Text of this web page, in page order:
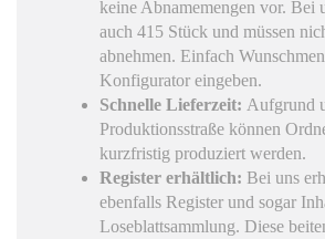
keine Abnamemengen vor. Bei
auch 415 Stück und müssen
abnehmen. Einfach
Konfigurator eingeben.
Schnelle Lieferzeit: Aufgrund
Produktionsstraße können
kurzfristig produziert werden.
Register erhältlich: Bei uns
ebenfalls Register und sogar
Loseblattsammlung. Diese